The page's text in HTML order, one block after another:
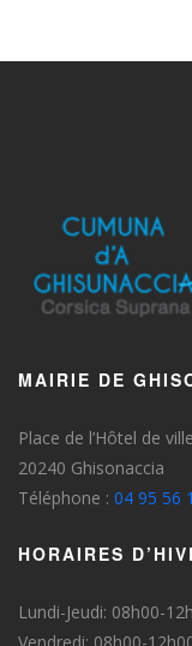
MAIRIE DE
Place de l’Hôtel de ville
20240 Ghisonaccia
Téléphone : 04 95 56
HORAIRES
Lundi-Jeudi: 08h00-
Vendredi: 08h00-